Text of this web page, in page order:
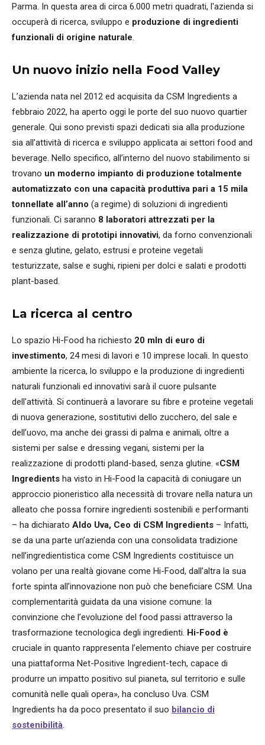
Parma. In questa area di circa 6.000 metri quadrati, l'azienda si
occuperà di ricerca, sviluppo e produzione di ingredienti
funzionali di origine naturale.
Un nuovo inizio nella Food Valley
L’azienda nata nel 2012 ed acquisita da CSM Ingredients a
febbraio 2022, ha aperto oggi le porte del suo nuovo quartier
generale. Qui sono previsti spazi dedicati sia alla produzione
sia all’attività di ricerca e sviluppo applicata ai settori food and
beverage. Nello specifico, all’interno del nuovo stabilimento si
trovano un moderno impianto di produzione totalmente
automatizzato con una capacità produttiva pari a 15 mila
tonnellate all’anno (a regime) di soluzioni di ingredienti
funzionali. Ci saranno 8 laboratori attrezzati per la
realizzazione di prototipi innovativi, da forno convenzionali
e senza glutine, gelato, estrusi e proteine vegetali
testurizzate, salse e sughi, ripieni per dolci e salati e prodotti
plant-based.
La ricerca al centro
Lo spazio Hi-Food ha richiesto 20 mln di euro di
investimento, 24 mesi di lavori e 10 imprese locali. In questo
ambiente la ricerca, lo sviluppo e la produzione di ingredienti
naturali funzionali ed innovativi sarà il cuore pulsante
dell'attività. Si continuerà a lavorare su fibre e proteine vegetali
di nuova generazione, sostitutivi dello zucchero, del sale e
dell’uovo, ma anche dei grassi di palma e animali, oltre a
sistemi per salse e dressing vegani, sistemi per la
realizzazione di prodotti pland-based, senza glutine. «CSM
Ingredients ha visto in Hi-Food la capacità di coniugare un
approccio pioneristico alla necessità di trovare nella natura un
alleato che possa fornire ingredienti sostenibili e performanti
– ha dichiarato Aldo Uva, Ceo di CSM Ingredients – Infatti,
se da una parte un’azienda con una consolidata tradizione
nell’ingredientistica come CSM Ingredients costituisce un
volano per una realtà giovane come Hi-Food, dall’altra la sua
forte spinta all’innovazione non può che beneficiare CSM. Una
complementarità guidata da una visione comune: la
convinzione che l’evoluzione del food passi attraverso la
trasformazione tecnologica degli ingredienti. Hi-Food è
cruciale in quanto rappresenta l’elemento chiave per costruire
una piattaforma Net-Positive Ingredient-tech, capace di
produrre un impatto positivo sul pianeta, sul territorio e sulle
comunità nelle quali opera», ha concluso Uva. CSM
Ingredients ha da poco presentato il suo bilancio di
sostenibilità.